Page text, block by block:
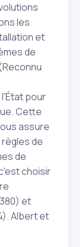
les
et
de
pour
Cette
assure
de
de
choisir
et
Albert et